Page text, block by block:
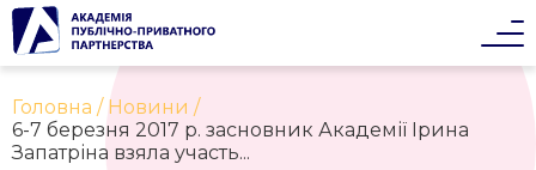
Головна
Новини
6-7 березня 2017 р. засновник Академії Ірина
Запатріна взяла участь...